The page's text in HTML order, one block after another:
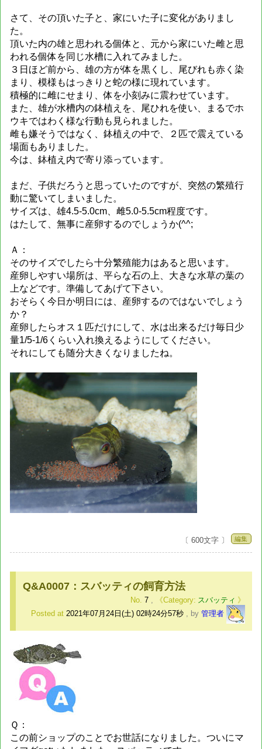
さて、その頂いた子と、家にいた子に変化がありまし
た。
頂いた内の雄と思われる個体と、元から家にいた雌と思
われる個体を同じ水槽に入れてみました。
３日ほど前から、雄の方が体を黒くし、尾びれも赤く染
まり、模様もはっきりと蛇の様に現れています。
積極的に雌にせまり、体を小刻みに震わせています。
また、雄が水槽内の鉢植えを、尾ひれを使い、まるでホ
ウキではわく様な行動も見られました。
雌も嫌そうではなく、鉢植えの中で、２匹で震えている
場面もありました。
今は、鉢植え内で寄り添っています。
まだ、子供だろうと思っていたのですが、突然の繁殖行
動に驚いてしまいました。
サイズは、雄4.5-5.0cm、雌5.0-5.5cm程度です。
はたして、無事に産卵するのでしょうか(^^;
Ａ：
そのサイズでしたら十分繁殖能力はあると思います。
産卵しやすい場所は、平らな石の上、大きな水草の葉の
上などです。準備してあげて下さい。
おそらく今日か明日には、産卵するのではないでしょう
か？
産卵したらオス１匹だけにして、水は出来るだけ毎日少
量1/5-1/6くらい入れ換えるようにしてください。
それにしても随分大きくなりましたね。
〔 600文字 〕 編集
Q&A0007：スバッティの飼育方法
No. 7
スバッティ
Posted at 2021年07月24日(土) 02時24分57秒 , by 管理者
Ｑ：
この前ショップのことでお世話になりました。ついにマ